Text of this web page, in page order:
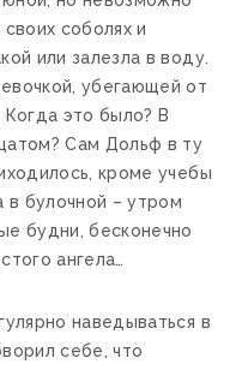
соболях и
или залезла в воду.
убегающей от
Когда это было? В
Сам Дольф в ту
кроме учебы
булочной – утром
будни, бесконечно
ангела…
наведываться в
себе, что